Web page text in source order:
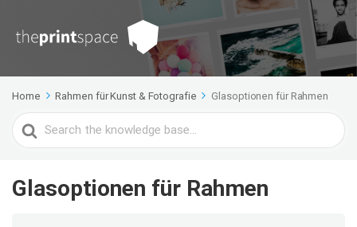
Home Rahmen für Kunst & Fotografie Glasoptionen für Rahmen
Search
For
Glasoptionen für Rahmen